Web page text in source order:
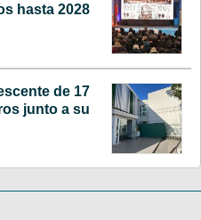
hasta 2028
de 17
junto a su